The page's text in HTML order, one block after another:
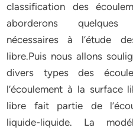
classification des
aborderons quelques
nécessaires à l’étude
libre.Puis nous allons
divers types des
l’écoulement à la surface
libre fait partie de
liquide-liquide. La